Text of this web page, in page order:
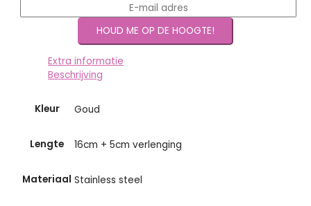
Extra informatie
Beschrijving
Kleur Goud
Lengte 16cm + 5cm verlenging
Materiaal Stainless steel